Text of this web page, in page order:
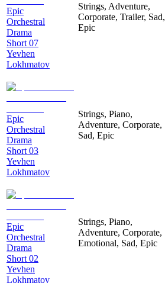
Epic
Orchestral
Drama
Short 07
Yevhen
Lokhmatov
Strings, Adventure,
Corporate, Trailer, Sad,
Epic
Epic
Orchestral
Drama
Short 03
Yevhen
Lokhmatov
Strings, Piano,
Adventure, Corporate,
Sad, Epic
Epic
Orchestral
Drama
Short 02
Yevhen
Lokhmatov
Strings, Piano,
Adventure, Corporate,
Emotional, Sad, Epic